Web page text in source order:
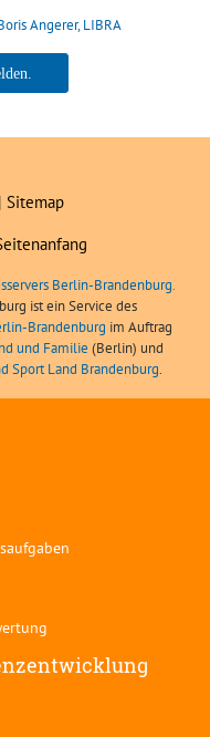
Angerer, LIBRA
| Sitemap
Berlin-Brandenburg.
ist ein Service des
Brandenburg im Auftrag
und Familie (Berlin) und
Sport Land Brandenburg.